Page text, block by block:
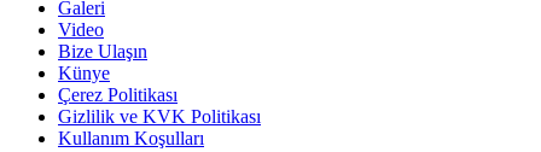
Galeri
Video
Bize Ulaşın
Künye
Çerez Politikası
Gizlilik ve KVK Politikası
Kullanım Koşulları